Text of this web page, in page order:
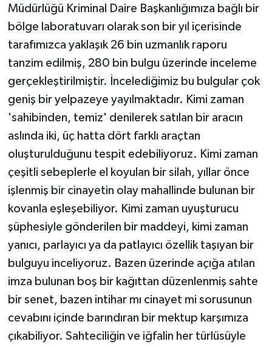
Müdürlüğü Kriminal Daire Başkanlığımıza bağlı bir
bölge laboratuvarı olarak son bir yıl içerisinde
tarafımızca yaklaşık 26 bin uzmanlık raporu
tanzim edilmiş, 280 bin bulgu üzerinde inceleme
gerçekleştirilmiştir. İncelediğimiz bu bulgular çok
geniş bir yelpazeye yayılmaktadır. Kimi zaman
'sahibinden, temiz' denilerek satılan bir aracın
aslında iki, üç hatta dört farklı araçtan
oluşturulduğunu tespit edebiliyoruz. Kimi zaman
çeşitli sebeplerle el koyulan bir silah, yıllar önce
işlenmiş bir cinayetin olay mahallinde bulunan bir
kovanla eşleşebiliyor. Kimi zaman uyuşturucu
şüphesiyle gönderilen bir maddeyi, kimi zaman
yanıcı, parlayıcı ya da patlayıcı özellik taşıyan bir
bulguyu inceliyoruz. Bazen üzerinde açığa atılan
imza bulunan boş bir kağıttan düzenlenmiş sahte
bir senet, bazen intihar mı cinayet mi sorusunun
cevabını içinde barındıran bir mektup karşımıza
çıkabiliyor. Sahteciliğin ve iğfalin her türlüsüyle